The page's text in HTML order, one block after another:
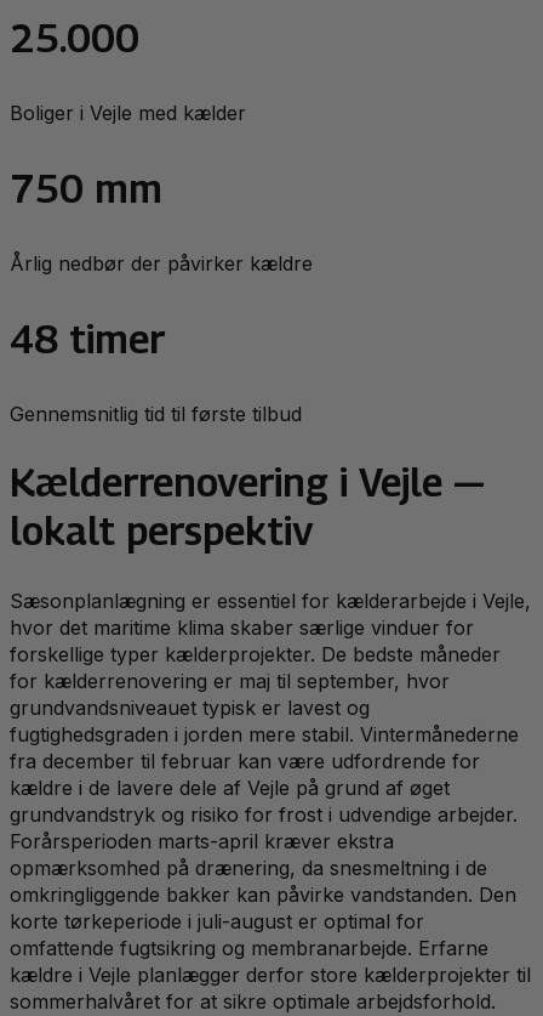
25.000
Boliger i Vejle med kælder
750 mm
Årlig nedbør der påvirker kældre
48 timer
Gennemsnitlig tid til første tilbud
Kælderrenovering i Vejle —
lokalt perspektiv
Sæsonplanlægning er essentiel for kælderarbejde i Vejle,
hvor det maritime klima skaber særlige vinduer for
forskellige typer kælderprojekter. De bedste måneder
for kælderrenovering er maj til september, hvor
grundvandsniveauet typisk er lavest og
fugtighedsgraden i jorden mere stabil. Vintermånederne
fra december til februar kan være udfordrende for
kældre i de lavere dele af Vejle på grund af øget
grundvandstryk og risiko for frost i udvendige arbejder.
Forårsperioden marts-april kræver ekstra
opmærksomhed på drænering, da snesmeltning i de
omkringliggende bakker kan påvirke vandstanden. Den
korte tørkeperiode i juli-august er optimal for
omfattende fugtsikring og membranarbejde. Erfarne
kældre i Vejle planlægger derfor store kælderprojekter til
sommerhalvåret for at sikre optimale arbejdsforhold.